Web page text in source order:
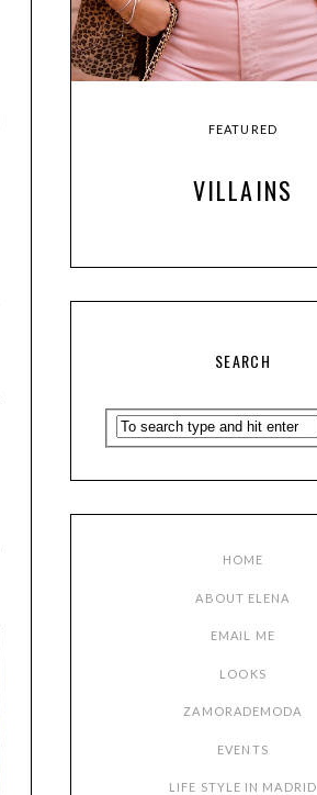
FEATURED
VILLAINS
SEARCH
HOME
ABOUT ELENA
EMAIL ME
LOOKS
ZAMORADEMODA
EVENTS
LIFE STYLE IN MADRID